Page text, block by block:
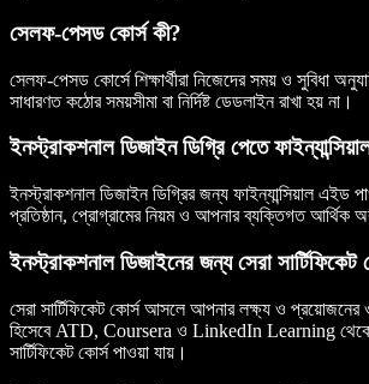
সেলফ-পেসড কোর্স কী?
সেলফ-পেসড কোর্সে শিক্ষার্থীরা নিজেদের সময় ও সুবিধা
সাধারণত কঠোর সময়সীমা বা নির্দিষ্ট ডেডলাইন রাখা হয় না।
ইনস্ট্রাকশনাল ডিজাইন ডিগ্রি পেতে
ইনস্ট্রাকশনাল ডিজাইন ডিগ্রির জন্য ফাইন্যান্সিয়াল এইড
প্রতিষ্ঠান, প্রোগ্রামের নিয়ম ও আপনার ব্যক্তিগত আর্থিক
ইনস্ট্রাকশনাল ডিজাইনের জন্য সেরা
সেরা সার্টিফিকেট কোর্স আসলে আপনার লক্ষ্য ও প্রয়োজনের
হিসেবে ATD, Coursera ও LinkedIn Learning থেকে
সার্টিফিকেট কোর্স পাওয়া যায়।